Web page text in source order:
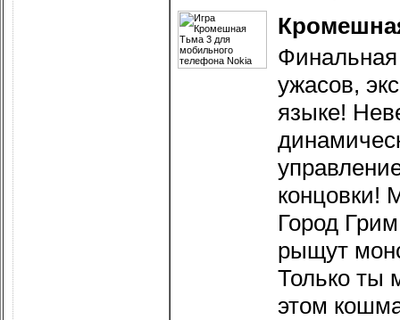
ужасов,
языке!
концовки!
Город
рыщут
Только ты
этом